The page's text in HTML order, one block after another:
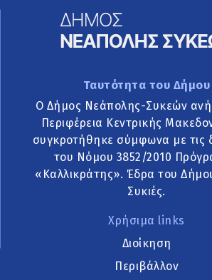
Ταυτότητα του Δήμου
Ο Δήμος Νεάπολης-Συκεών
Περιφέρεια Κεντρικής
συγκροτήθηκε σύμφωνα με τις
του Νόμου 3852/2010
«Καλλικράτης». Έδρα του Δήμου
Συκιές.
Χρήσιμα links
Διοίκηση
Περιβάλλον